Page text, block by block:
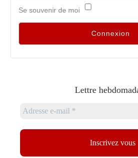
Se souvenir de moi
Lettre